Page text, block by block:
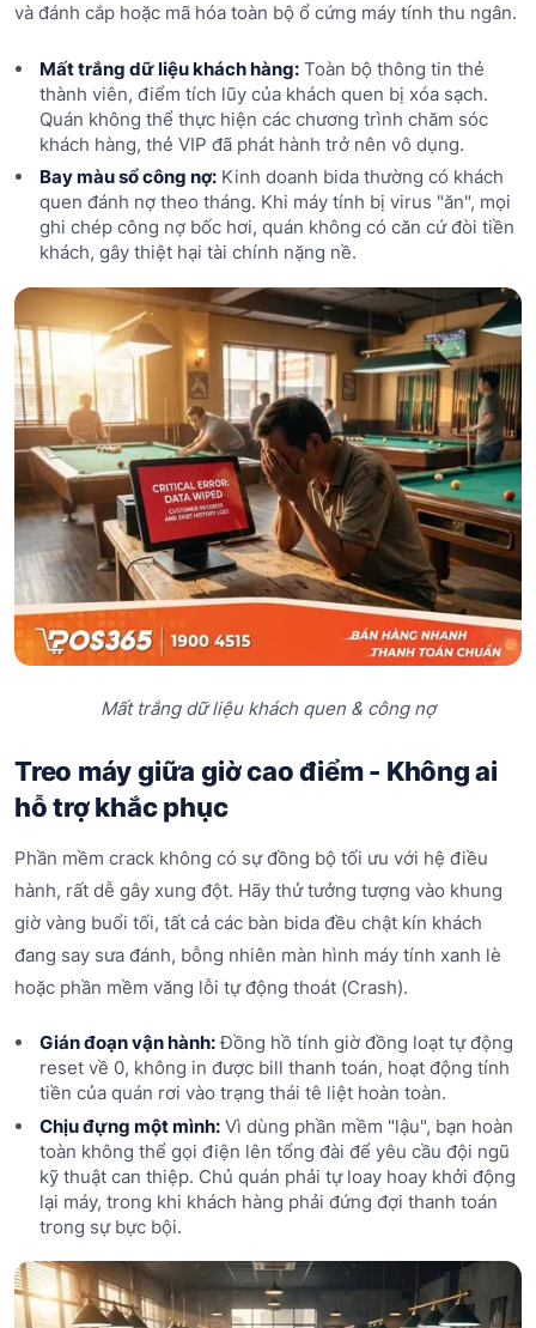
và đánh cắp hoặc mã hóa toàn bộ ổ cứng máy tính thu ngân.
Mất trắng dữ liệu khách hàng:Toàn bộ thông tin thẻ
thành viên, điểm tích lũy của khách quen bị xóa sạch.
Quán không thể thực hiện các chương trình chăm sóc
khách hàng, thẻ VIP đã phát hành trở nên vô dụng.
Bay màu sổ công nợ:Kinh doanh bida thường có khách
quen đánh nợ theo tháng. Khi máy tính bị virus "ăn", mọi
ghi chép công nợ bốc hơi, quán không có căn cứ đòi tiền
khách, gây thiệt hại tài chính nặng nề.
Mất trắng dữ liệu khách quen & công nợ
Treo máy giữa giờ cao điểm - Không ai
hỗ trợ khắc phục
Phần mềm crack không có sự đồng bộ tối ưu với hệ điều
hành, rất dễ gây xung đột. Hãy thử tưởng tượng vào khung
giờ vàng buổi tối, tất cả các bàn bida đều chật kín khách
đang say sưa đánh, bỗng nhiên màn hình máy tính xanh lè
hoặc phần mềm văng lỗi tự động thoát (Crash).
Gián đoạn vận hành:Đồng hồ tính giờ đồng loạt tự động
reset về 0, không in được bill thanh toán, hoạt động tính
tiền của quán rơi vào trạng thái tê liệt hoàn toàn.
Chịu đựng một mình:Vì dùng phần mềm "lậu", bạn hoàn
toàn không thể gọi điện lên tổng đài để yêu cầu đội ngũ
kỹ thuật can thiệp. Chủ quán phải tự loay hoay khởi động
lại máy, trong khi khách hàng phải đứng đợi thanh toán
trong sự bực bội.